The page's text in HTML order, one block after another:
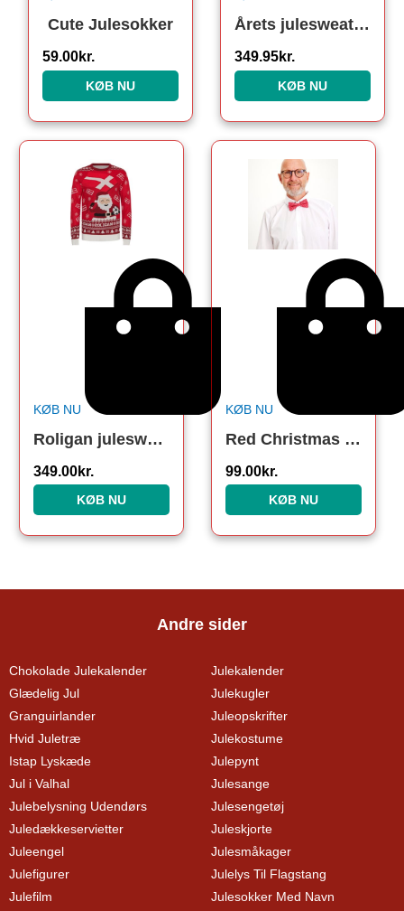
Cute Julesokker
59.00kr.
KØB NU
Årets julesweater: Heal The World Velgørenhed – herre / mænd. Ugly Christmas Sweater lavet i Danmark
349.95kr.
KØB NU
KØB NU
Roligan julesweater
349.00kr.
KØB NU
KØB NU
Red Christmas Butterfly
99.00kr.
KØB NU
Andre sider
Chokolade Julekalender
Glædelig Jul
Granguirlander
Hvid Juletræ
Istap Lyskæde
Jul i Valhal
Julebelysning Udendørs
Juledækkeservietter
Juleengel
Julefigurer
Julefilm
Julekalender
Julekugler
Juleopskrifter
Julekostume
Julepynt
Julesange
Julesengetøj
Juleskjorte
Julesmåkager
Julelys Til Flagstang
Julesokker Med Navn